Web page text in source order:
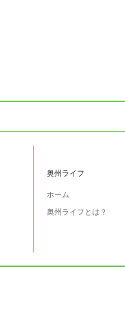
奥州ライフ
ホーム
奥州ライフとは？